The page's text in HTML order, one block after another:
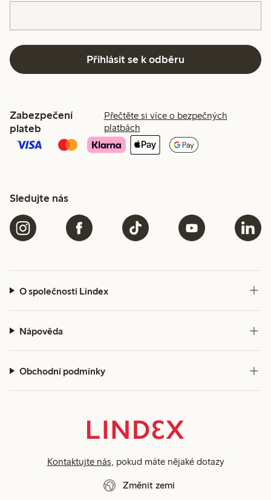
Přihlásit se k odběru
Zabezpečení
plateb
Přečtěte si více o bezpečných
platbách
Sledujte nás
O společnosti Lindex
Nápověda
Obchodní podmínky
Kontaktujte nás, pokud máte nějaké dotazy
Změnit zemi